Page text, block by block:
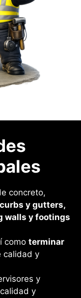
concreto,
y gutters,
walls y footings
como terminar
calidad y
y
y